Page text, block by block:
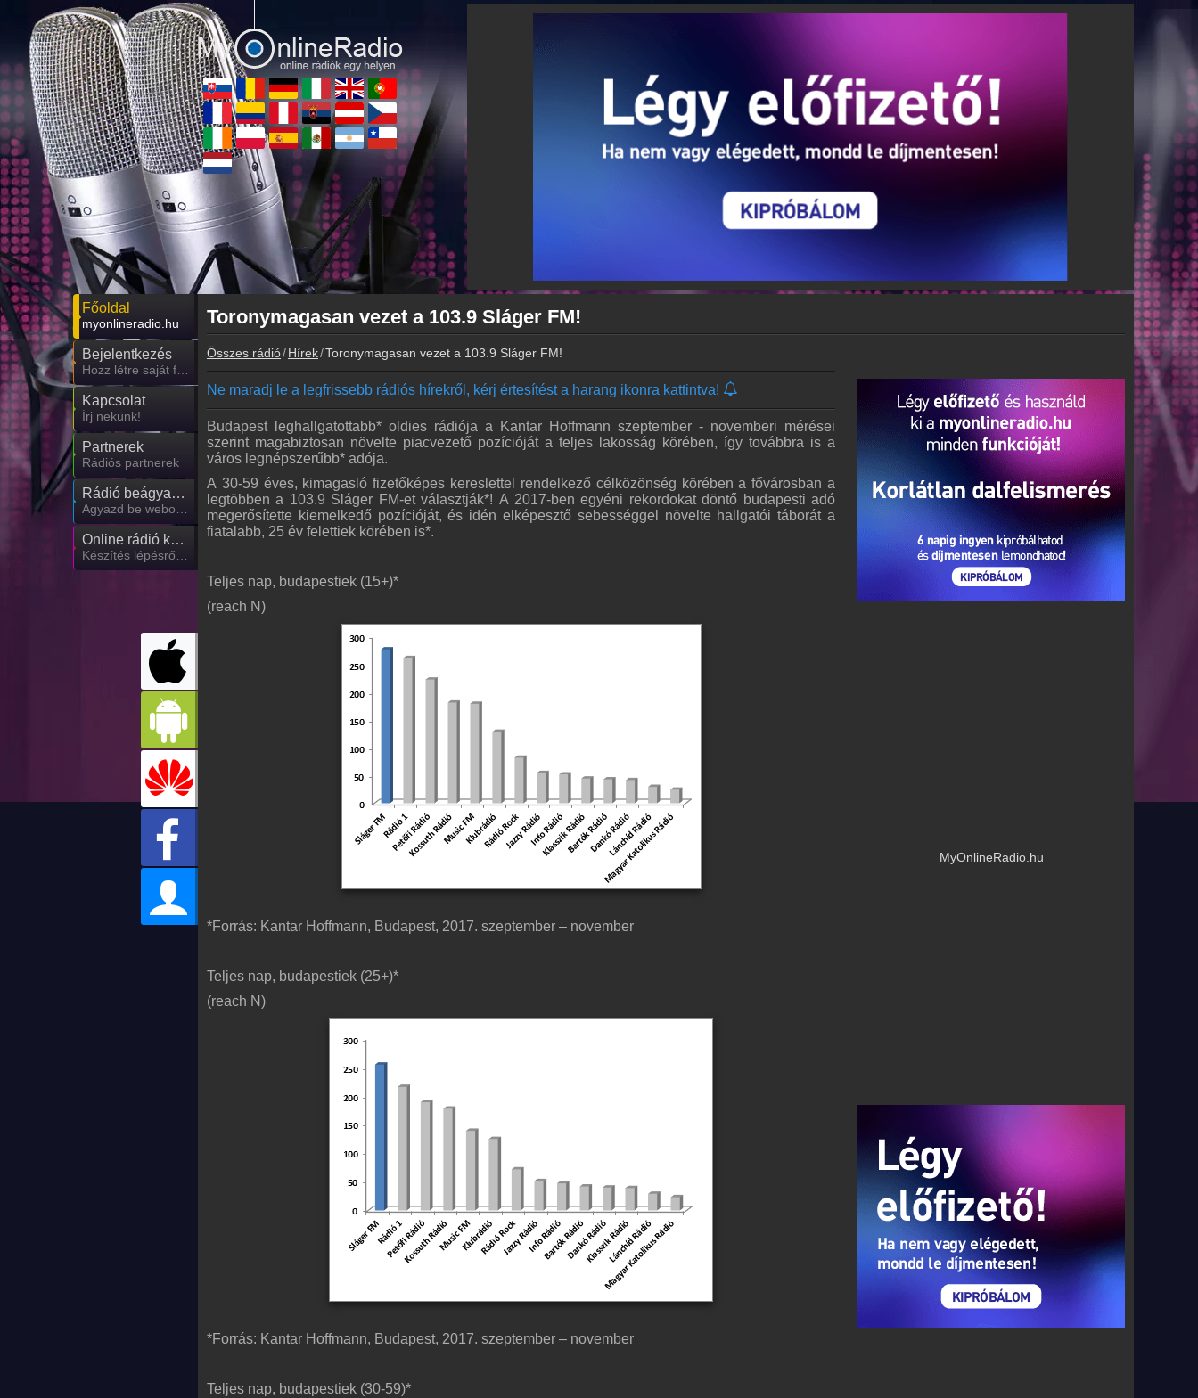
Főoldal
myonlineradio.hu
Bejelentkezés
Hozz létre saját fiókot!
Kapcsolat
Írj nekünk!
Partnerek
Rádiós partnerek
Rádió beágyazás
Ágyazd be weboldaladba
Online rádió készítés
Készítés lépésről lépésre
Toronymagasan vezet a 103.9 Sláger FM!
Összes rádió Hírek Toronymagasan vezet a 103.9 Sláger FM!
MyOnlineRadio.hu
Ne maradj le a legfrissebb rádiós hírekről, kérj értesítést a harang ikonra kattintva!
Budapest leghallgatottabb* oldies rádiója a Kantar Hoffmann szeptember - novemberi mérései
szerint magabiztosan növelte piacvezető pozícióját a teljes lakosság körében, így továbbra is a
város legnépszerűbb* adója.
A 30-59 éves, kimagasló fizetőképes kereslettel rendelkező célközönség körében a fővárosban a
legtöbben a 103.9 Sláger FM-et választják*! A 2017-ben egyéni rekordokat döntő budapesti adó
megerősítette kiemelkedő pozícióját, és idén elképesztő sebességgel növelte hallgatói táborát a
fiatalabb, 25 év felettiek körében is*.
Teljes nap, budapestiek (15+)*
(reach N)
*Forrás: Kantar Hoffmann, Budapest, 2017. szeptember – november
Teljes nap, budapestiek (25+)*
(reach N)
*Forrás: Kantar Hoffmann, Budapest, 2017. szeptember – november
Teljes nap, budapestiek (30-59)*